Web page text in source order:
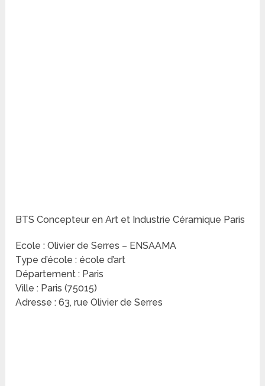
BTS Concepteur en Art et Industrie Céramique Paris
Ecole : Olivier de Serres – ENSAAMA
Type d’école : école d’art
Département : Paris
Ville : Paris (75015)
Adresse : 63, rue Olivier de Serres